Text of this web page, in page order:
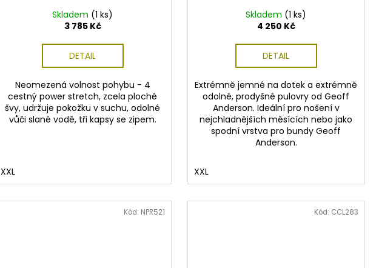
Skladem (1 ks)
3 785 Kč
DETAIL
Neomezená volnost pohybu - 4
cestný power stretch, zcela ploché
švy, udržuje pokožku v suchu, odolné
vůči slané vodě, tři kapsy se zipem.
XXL
Skladem (1 ks)
4 250 Kč
DETAIL
Extrémně jemné na dotek a extrémně
odolné, prodyšné pulovry od Geoff
Anderson. Ideální pro nošení v
nejchladnějších měsících nebo jako
spodní vrstva pro bundy Geoff
Anderson.
XXL
Kód: NPR521 Kód: CCL283